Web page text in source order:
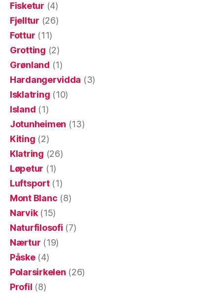
Fisketur (4)
Fjelltur (26)
Fottur (11)
Grotting (2)
Grønland (1)
Hardangervidda (3)
Isklatring (10)
Island (1)
Jotunheimen (13)
Kiting (2)
Klatring (26)
Løpetur (1)
Luftsport(1)
Mont Blanc (8)
Narvik(15)
Naturfilosofi (7)
Nærtur (19)
Påske(4)
Polarsirkelen (26)
Profil (8)